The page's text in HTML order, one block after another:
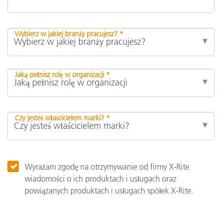
Wybierz w jakiej branży pracujesz? *
Jaką pełnisz rolę w organizacji *
Czy jesteś właścicielem marki? *
Wyrażam zgodę na otrzymywanie od firmy X-Rite
wiadomości o ich produktach i usługach oraz
powiązanych produktach i usługach spółek X-Rite.